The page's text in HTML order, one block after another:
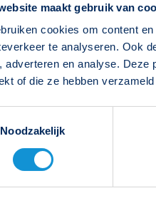
maakt gebruik van
cookies om content
te analyseren. Ook
adverteren en analyse. Deze
of die ze hebben
Noodzakelijk